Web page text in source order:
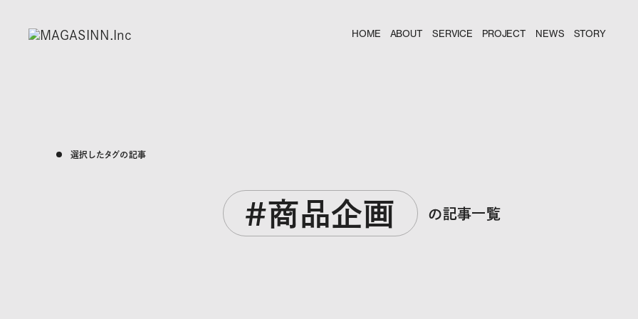
HOME ABOUT SERVICE PROJECT NEWS STORY
選択したタグの記事
#商品企画 の記事一覧